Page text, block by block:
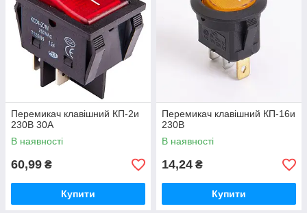
Перемикач клавішний КП-2и
230В 30А
В наявності
60,99 ₴
Купити
Перемикач клавішний КП-16и
230В
В наявності
14,24 ₴
Купити